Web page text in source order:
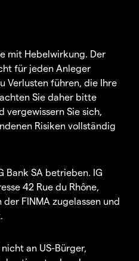
mit Hebelwirkung. Der
für jeden Anleger
Verlusten führen, die Ihre
Sie daher bitte
vergewissern Sie sich,
Risiken vollständig
Bank SA betrieben. IG
42 Rue du Rhône,
FINMA zugelassen und
an US-Bürger,